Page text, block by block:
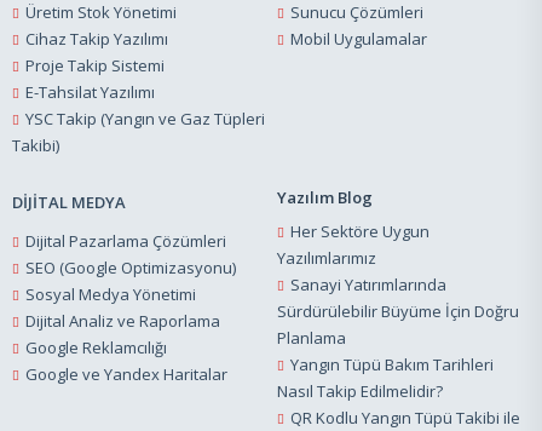
Üretim Stok Yönetimi
Cihaz Takip Yazılımı
Proje Takip Sistemi
E-Tahsilat Yazılımı
YSC Takip (Yangın ve Gaz Tüpleri
Takibi)
Sunucu Çözümleri
Mobil Uygulamalar
DİJİTAL MEDYA
Dijital Pazarlama Çözümleri
SEO (Google Optimizasyonu)
Sosyal Medya Yönetimi
Dijital Analiz ve Raporlama
Google Reklamcılığı
Google ve Yandex Haritalar
Yazılım Blog
Her Sektöre Uygun
Yazılımlarımız
Sanayi Yatırımlarında
Sürdürülebilir Büyüme İçin Doğru
Planlama
Yangın Tüpü Bakım Tarihleri
Nasıl Takip Edilmelidir?
QR Kodlu Yangın Tüpü Takibi ile